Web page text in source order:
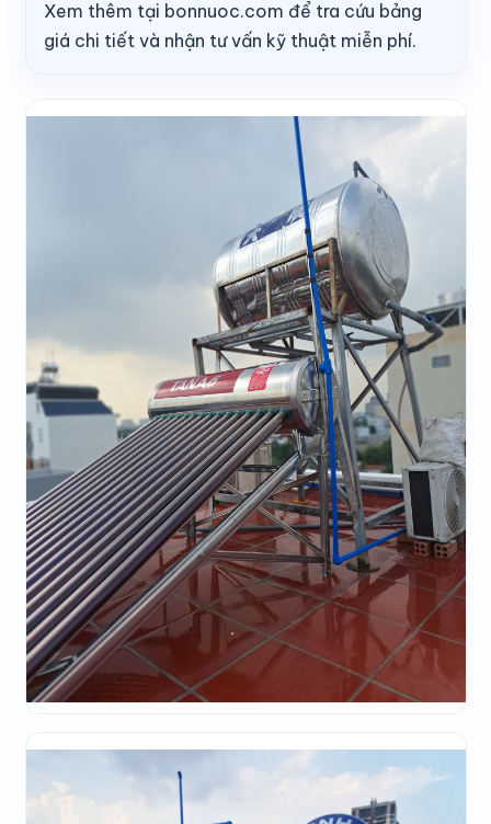
Xem thêm tại bonnuoc.com để tra cứu bảng
giá chi tiết và nhận tư vấn kỹ thuật miễn phí.